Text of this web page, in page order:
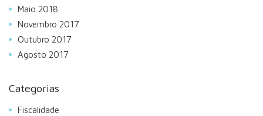
Maio 2018
Novembro 2017
Outubro 2017
Agosto 2017
Categorias
Fiscalidade